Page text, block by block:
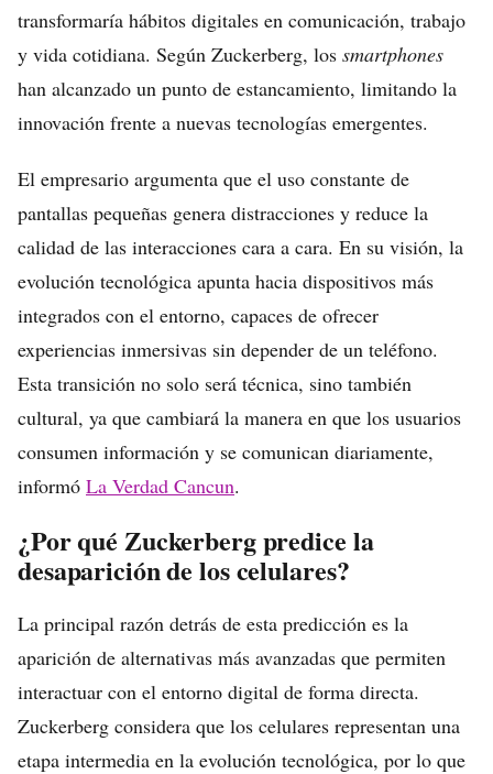
transformaría hábitos digitales en comunicación, trabajo
y vida cotidiana. Según Zuckerberg, los smartphones
han alcanzado un punto de estancamiento, limitando la
innovación frente a nuevas tecnologías emergentes.
El empresario argumenta que el uso constante de
pantallas pequeñas genera distracciones y reduce la
calidad de las interacciones cara a cara. En su visión, la
evolución tecnológica apunta hacia dispositivos más
integrados con el entorno, capaces de ofrecer
experiencias inmersivas sin depender de un teléfono.
Esta transición no solo será técnica, sino también
cultural, ya que cambiará la manera en que los usuarios
consumen información y se comunican diariamente,
informó La Verdad Cancun.
¿Por qué Zuckerberg predice la
desaparición de los celulares?
La principal razón detrás de esta predicción es la
aparición de alternativas más avanzadas que permiten
interactuar con el entorno digital de forma directa.
Zuckerberg considera que los celulares representan una
etapa intermedia en la evolución tecnológica, por lo que